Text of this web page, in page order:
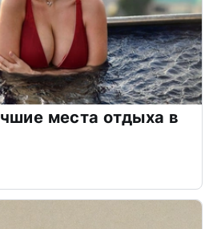
места отдыха в